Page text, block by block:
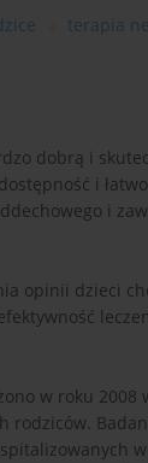
terapia
dobrą i
i
i
opinii dzieci
w roku
rodziców.